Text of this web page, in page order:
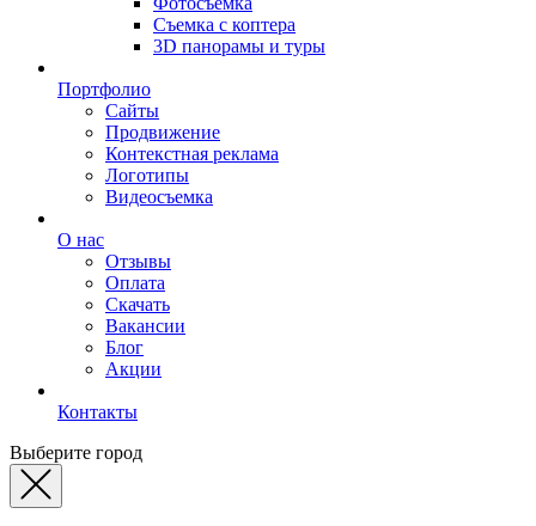
Съемка с коптера
3D панорамы и туры
Портфолио
Сайты
Продвижение
Контекстная реклама
Логотипы
Видеосъемка
О нас
Отзывы
Оплата
Скачать
Вакансии
Блог
Акции
Контакты
Выберите город